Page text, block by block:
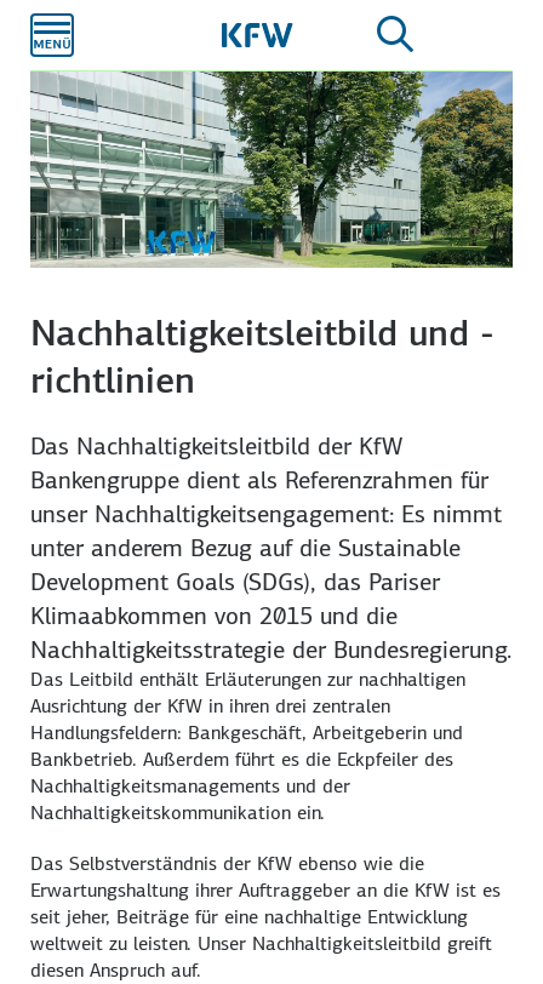
Hauptinhalt
Nachhaltigkeitsleitbild und -
richtlinien
Das Nachhaltigkeitsleitbild der KfW
Bankengruppe dient als Referenzrahmen für
unser Nachhaltigkeitsengagement: Es nimmt
unter anderem Bezug auf dieSustainable
Development Goals (SDGs), das Pariser
Klimaabkommen von 2015 und die
Nachhaltigkeitsstrategie der Bundesregierung.
Das Leitbild enthält Erläuterungen zur nachhaltigen
Ausrichtung der KfW in ihren drei zentralen
Handlungsfeldern: Bankgeschäft, Arbeitgeberin und
Bankbetrieb. Außerdem führt es die Eckpfeiler des
Nachhaltigkeitsmanagements und der
Nachhaltigkeitskommunikation ein.
Das Selbstverständnis der KfW ebenso wie die
Erwartungshaltung ihrer Auftraggeber an die KfW ist es
seit jeher, Beiträge für eine nachhaltige Entwicklung
weltweit zu leisten. Unser Nachhaltigkeitsleitbild greift
diesen Anspruch auf.